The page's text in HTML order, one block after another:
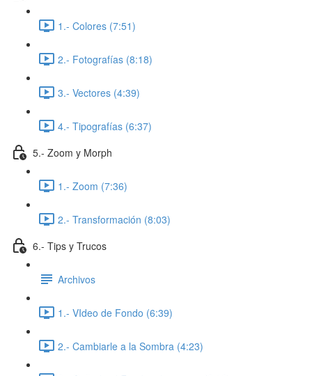
1.- Colores (7:51)
2.- Fotografías (8:18)
3.- Vectores (4:39)
4.- Tipografías (6:37)
5.- Zoom y Morph
1.- Zoom (7:36)
2.- Transformación (8:03)
6.- Tips y Trucos
Archivos
1.- VIdeo de Fondo (6:39)
2.- Cambiarle a la Sombra (4:23)